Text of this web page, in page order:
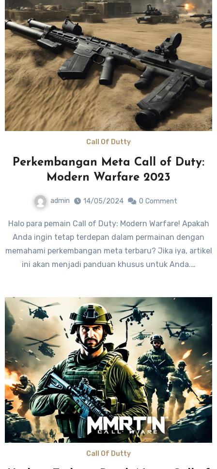
Call Of Dutty
Perkembangan Meta Call of Duty:
Modern Warfare 2023
admin 14/05/2024 0 Comment
Halo para pemain Call of Duty: Modern Warfare! Apakah
Anda ingin tetap terdepan dalam permainan dengan
memahami perkembangan meta terbaru? Jika iya, artikel
ini akan menjadi panduan khusus untuk Anda.…
Call Of Dutty